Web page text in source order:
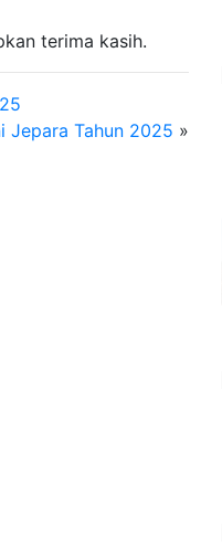
terima kasih.
Jepara Tahun 2025 »